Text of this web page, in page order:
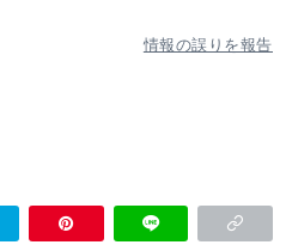
情報の誤りを報告